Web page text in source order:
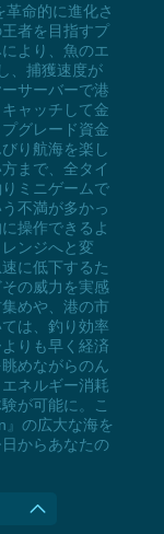
革命的に進化さ
者を目指すプ
より、魚のエ
、捕獲速度が
サーバーで港
ャッチして金
グレード資金
り航海を楽し
まで、全タイ
ミニゲームで
不満が多かっ
操作できるよ
ンジへと変
に低下するた
の威力を実感
めや、港の市
は、釣り効率
りも早く経済
めながらのん
ネルギー消耗
が可能に。こ
』の広大な海を
からあなたの